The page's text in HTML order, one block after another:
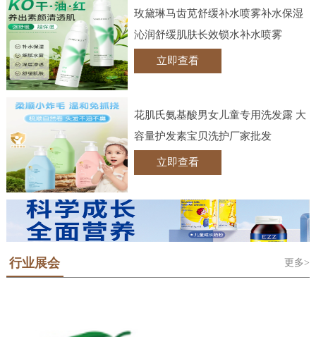
发
玫黛琳马齿苋舒缓补水喷雾补水保湿
沁润舒缓肌肤长效锁水补水喷雾
立即查看
花肌氏氨基酸男女儿童专用洗发露 大
容量护发素宝贝洗护厂家批发
立即查看
行业展会 更多>